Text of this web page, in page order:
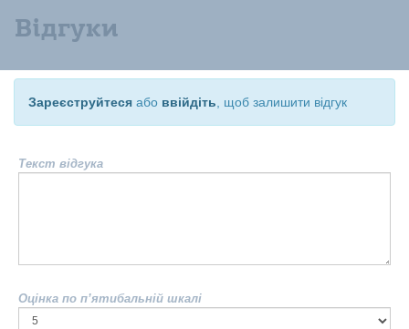
Відгуки
Зареєструйтеся або ввійдіть , щоб залишити відгук
Текст відгука
Оцінка по п’ятибальній шкалі